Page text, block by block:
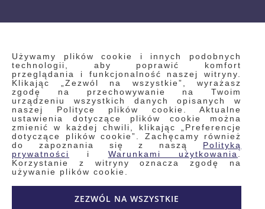
Używamy plików cookie i innych podobnych
technologii, aby poprawić komfort
przeglądania i funkcjonalność naszej witryny.
Klikając „Zezwól na wszystkie”, wyrażasz
zgodę na przechowywanie na Twoim
urządzeniu wszystkich danych opisanych w
naszej Polityce plików cookie. Aktualne
ustawienia dotyczące plików cookie można
zmienić w każdej chwili, klikając „Preferencje
dotyczące plików cookie”. Zachęcamy również
do zapoznania się z naszą Polityką
prywatności
i Warunkami użytkowania
Korzystanie z witryny oznacza zgodę na
używanie plików cookie.
ZEZWÓL NA WSZYSTKIE
INFORMACJE
Regulamin
Polityka prywatności i pliki cookie
Wyszukiwane frazy
Wyszukiwanie zaawansowane
Zamówienia
Skontaktuj się z nami
Odstąp od umowy